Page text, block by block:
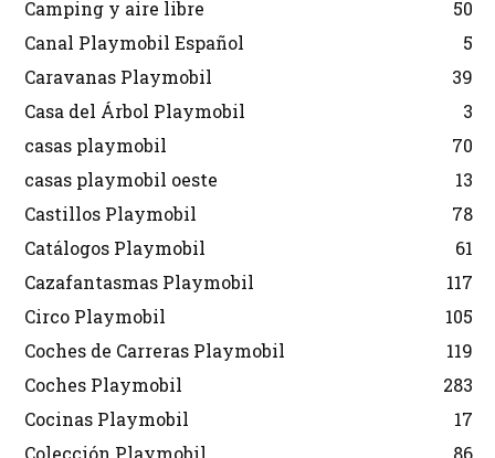
Camping y aire libre
50
Canal Playmobil Español
5
Caravanas Playmobil
39
Casa del Árbol Playmobil
3
casas playmobil
70
casas playmobil oeste
13
Castillos Playmobil
78
Catálogos Playmobil
61
Cazafantasmas Playmobil
117
Circo Playmobil
105
Coches de Carreras Playmobil
119
Coches Playmobil
283
Cocinas Playmobil
17
Colección Playmobil
86